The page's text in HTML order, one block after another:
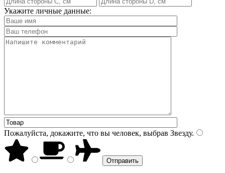
Укажите личные данные:
Пожалуйста, докажите, что вы человек, выбрав Звезду.